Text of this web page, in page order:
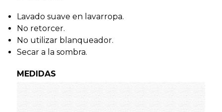
Lavado suave en lavarropa.
No retorcer.
No utilizar blanqueador.
Secar a la sombra.
MEDIDAS